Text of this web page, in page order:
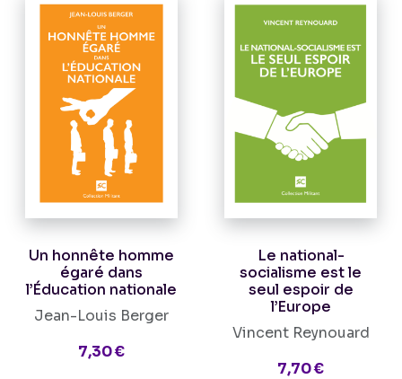
Un honnête homme
égaré dans
l’Éducation nationale
Jean-Louis Berger
7,30 €
Le national-
socialisme est le
seul espoir de
l’Europe
Vincent Reynouard
7,70 €